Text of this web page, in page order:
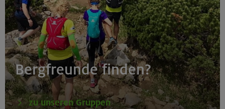
Bergfreunde finden?
zu unseren Gruppen